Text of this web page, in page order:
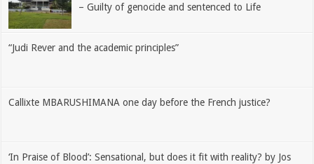
– Guilty of genocide and sentenced to Life
“Judi Rever and the academic principles”
Callixte MBARUSHIMANA one day before the French justice?
‘In Praise of Blood’: Sensational, but does it fit with reality? by Jos